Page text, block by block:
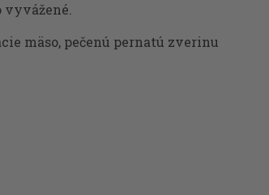
mäso, pečenú pernatú zverinu